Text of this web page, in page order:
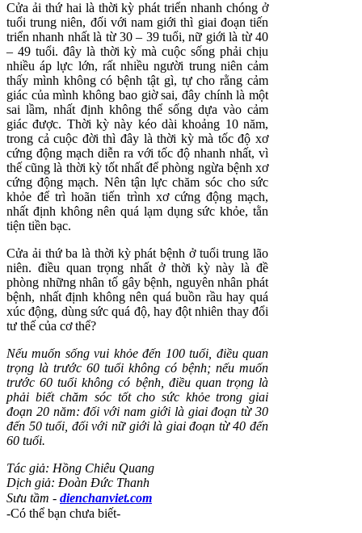
Cửa ải thứ hai là thời kỳ phát triển nhanh chóng ở
tuổi trung niên, đối với nam giới thì giai đoạn tiến
triển nhanh nhất là từ 30 – 39 tuổi, nữ giới là từ 40
– 49 tuổi. đây là thời kỳ mà cuộc sống phải chịu
nhiều áp lực lớn, rất nhiều người trung niên cảm
thấy mình không có bệnh tật gì, tự cho rằng cảm
giác của mình không bao giờ sai, đây chính là một
sai lầm, nhất định không thể sống dựa vào cảm
giác được. Thời kỳ này kéo dài khoảng 10 năm,
trong cả cuộc đời thì đây là thời kỳ mà tốc độ xơ
cứng động mạch diễn ra với tốc độ nhanh nhất, vì
thế cũng là thời kỳ tốt nhất để phòng ngừa bệnh xơ
cứng động mạch. Nên tận lực chăm sóc cho sức
khỏe để trì hoãn tiến trình xơ cứng động mạch,
nhất định không nên quá lạm dụng sức khỏe, tằn
tiện tiền bạc.
Cửa ải thứ ba là thời kỳ phát bệnh ở tuổi trung lão
niên. điều quan trọng nhất ở thời kỳ này là đề
phòng những nhân tố gây bệnh, nguyên nhân phát
bệnh, nhất định không nên quá buồn rầu hay quá
xúc động, dùng sức quá độ, hay đột nhiên thay đổi
tư thế của cơ thể?
Nếu muốn sống vui khỏe đến 100 tuổi, điều quan
trọng là trước 60 tuổi không có bệnh; nếu muốn
trước 60 tuổi không có bệnh, điều quan trọng là
phải biết chăm sóc tốt cho sức khỏe trong giai
đoạn 20 năm: đối với nam giới là giai đoạn từ 30
đến 50 tuổi, đối với nữ giới là giai đoạn từ 40 đến
60 tuổi.
Tác giả: Hồng Chiêu Quang
Dịch giả: Đoàn Đức Thanh
Sưu tầm - dienchanviet.com
-Có thể bạn chưa biết-